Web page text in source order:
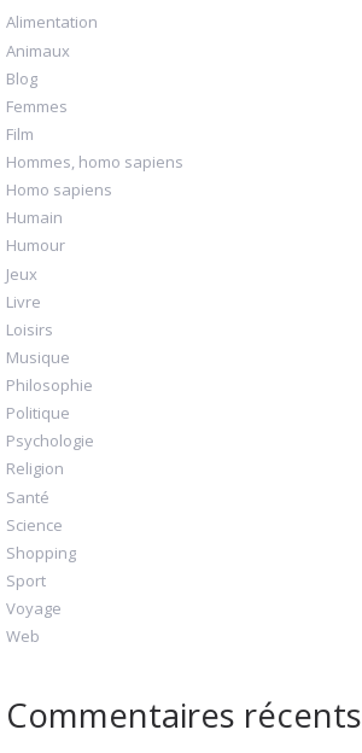
Alimentation
Animaux
Blog
Femmes
Film
Hommes, homo sapiens
Homo sapiens
Humain
Humour
Jeux
Livre
Loisirs
Musique
Philosophie
Politique
Psychologie
Religion
Santé
Science
Shopping
Sport
Voyage
Web
Commentaires récents